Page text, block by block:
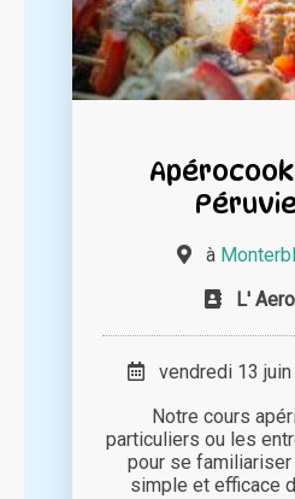
à
L'
vendredi 13
Notre cours
particuliers ou les
pour se familiariser
simple et efficace